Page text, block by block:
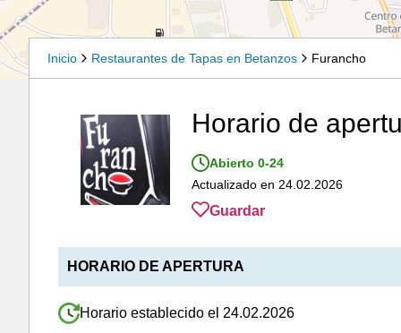
Inicio Restaurantes de Tapas en Betanzos Furancho
Horario de
Abierto 0-24
Actualizado en 24.02.2026
Guardar
HORARIO DE APERTURA
Horario establecido el 24.02.2026